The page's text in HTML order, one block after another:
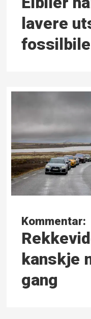
lavere
Kommentar:
kanskje
gang